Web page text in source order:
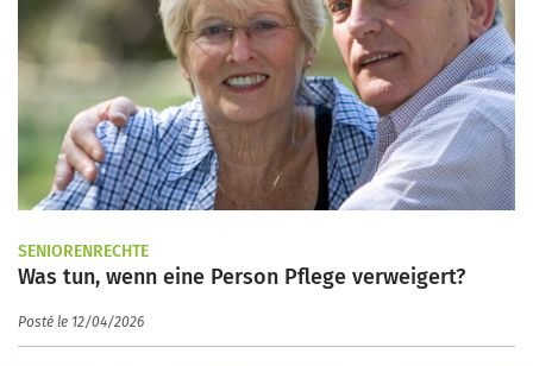
SENIORENRECHTE
Was tun, wenn eine Person Pflege verweigert?
Posté le 12/04/2026